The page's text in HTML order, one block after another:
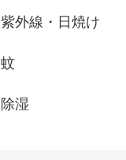
紫外線・日焼け
蚊
除湿